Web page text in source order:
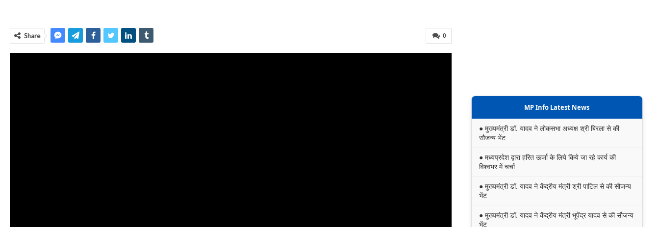
0
Share
MP Info Latest News
● मुख्यमंत्री डॉ. यादव ने लोकसभा अध्यक्ष श्री बिरला से की
सौजन्य भेंट
● मध्यप्रदेश द्वारा हरित ऊर्जा के लिये किये जा रहे कार्य की
विश्वभर में चर्चा
● मुख्यमंत्री डॉ. यादव ने केंद्रीय मंत्री श्री पाटिल से की सौजन्य
भेंट
● मुख्यमंत्री डॉ. यादव ने केंद्रीय मंत्री भूपेंद्र यादव से की सौजन्य
भेंट